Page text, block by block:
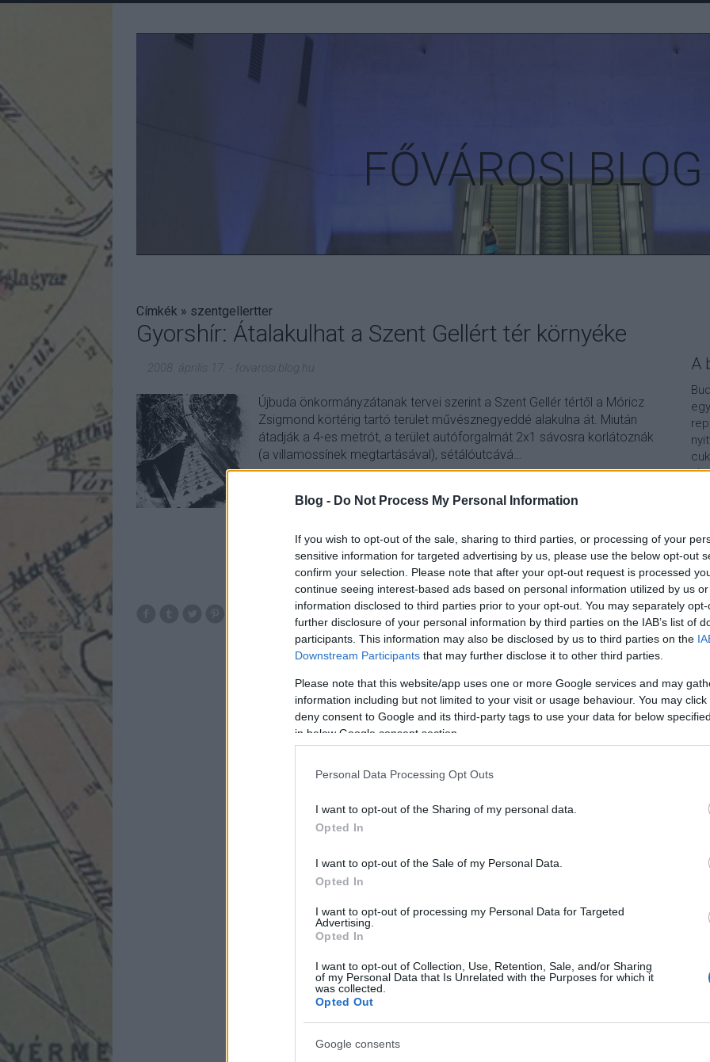
Blog - Do Not Process My Personal Information
If you wish to opt-out of the sale, sharing to third parties, or processing of your
sensitive information for targeted advertising by us, please use the below opt-out
confirm your selection. Please note that after your opt-out request is processed
continue seeing interest-based ads based on personal information utilized by us
information disclosed to third parties prior to your opt-out. You may separately
further disclosure of your personal information by third parties on the IAB’s list of
participants. This information may also be disclosed by us to third parties on the
Downstream Participants that may further disclose it to other third parties.
Please note that this website/app uses one or more Google services and may
information including but not limited to your visit or usage behaviour. You may
deny consent to Google and its third-party tags to use your data for below
in below Google consent section.
Personal Data Processing Opt Outs
I want to opt-out of the Sharing of my personal data.
Opted In
I want to opt-out of the Sale of my Personal Data.
Opted In
I want to opt-out of processing my Personal Data for Targeted
Advertising.
Opted In
I want to opt-out of Collection, Use, Retention, Sale, and/or Sharing
of my Personal Data that Is Unrelated with the Purposes for which it
was collected.
Opted Out
Google consents
FŐVÁROSI BLOG
Címkék » szentgellertter
Gyorshír: Átalakulhat a Szent Gellért tér környéke
2008. április 17. fovarosi.blog.hu
Újbuda önkormányzátanak tervei szerint a Szent Gellér tértől a Móricz
Zsigmond körtérig tartó terület művésznegyeddé alakulna át. Miután
átadják a 4-es metrót, a terület autóforgalmát 2x1 sávosra korlátoznák
(a villamossínek megtartásával), sétálóutcává…
TOVÁBB
Szólj hozzá!
bp11 szentgellertter bartokbelaut bartok hadikkavehaz kavehazak
A
A
is